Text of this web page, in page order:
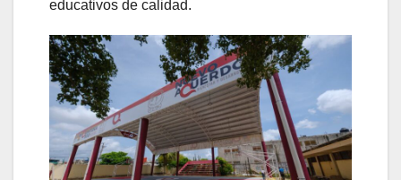
educativos de calidad.